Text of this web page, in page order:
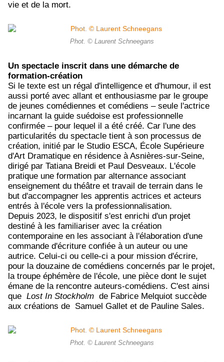
vie et de la mort.
Phot. © Laurent Schneegans
Un spectacle inscrit dans une démarche de
formation-création
Si le texte est un régal d'intelligence et d'humour, il est
aussi porté avec allant et enthousiasme par le groupe
de jeunes comédiennes et comédiens – seule l'actrice
incarnant la guide suédoise est professionnelle
confirmée – pour lequel il a été créé. Car l'une des
particularités du spectacle tient à son processus de
création, initié par le Studio ESCA, École Supérieure
d'Art Dramatique en résidence à Asnières-sur-Seine,
dirigé par Tatiana Breidi et Paul Desveaux. L'école
pratique une formation par alternance associant
enseignement du théâtre et travail de terrain dans le
but d'accompagner les apprentis actrices et acteurs
entrés à l'école vers la professionnalisation.
Depuis 2023, le dispositif s'est enrichi d'un projet
destiné à les familiariser avec la création
contemporaine en les associant à l'élaboration d'une
commande d'écriture confiée à un auteur ou une
autrice. Celui-ci ou celle-ci a pour mission d'écrire,
pour la douzaine de comédiens concernés par le projet,
la troupe éphémère de l'école, une pièce dont le sujet
émane de la rencontre auteurs-comédiens. C'est ainsi
que Lost In Stockholm de Fabrice Melquiot succède
aux créations de Samuel Gallet et de Pauline Sales.
Phot. © Laurent Schneegans